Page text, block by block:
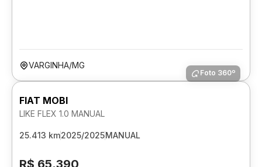
VARGINHA/MG
Foto 360º
FIAT MOBI
LIKE FLEX 1.0 MANUAL
25.413 km2025/2025MANUAL
R$ 65.390